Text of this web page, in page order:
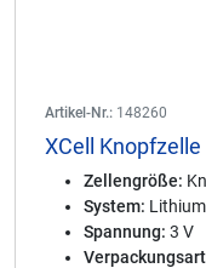
Artikel-Nr.: 148260
XCell
Zellengröße:
System: Lithium
Spannung: 3 V